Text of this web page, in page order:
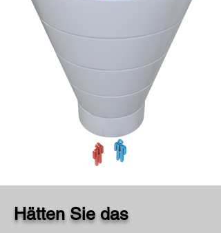
Hätten Sie das